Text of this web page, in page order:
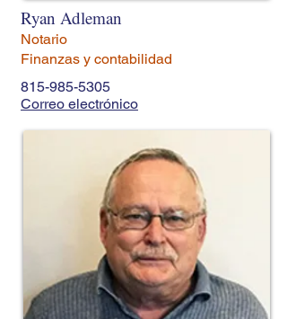
Ryan Adleman
Notario
Finanzas y contabilidad
815-985-5305
Correo electrónico